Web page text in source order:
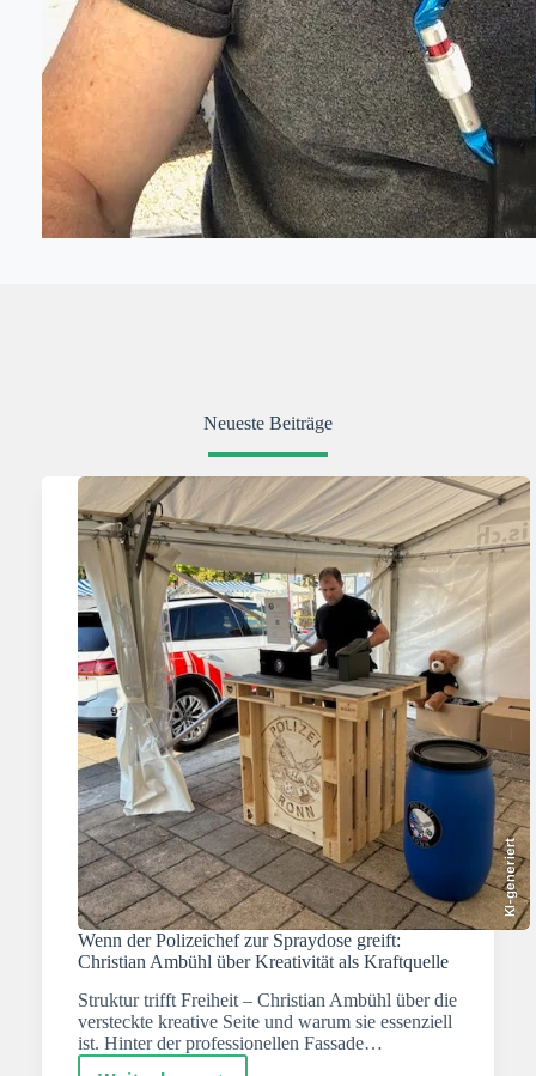
Neueste Beiträge
KI-generiert
Wenn der Polizeichef zur Spraydose greift:
Christian Ambühl über Kreativität als Kraftquelle
Struktur trifft Freiheit – Christian Ambühl über die
versteckte kreative Seite und warum sie essenziell
ist. Hinter der professionellen Fassade…